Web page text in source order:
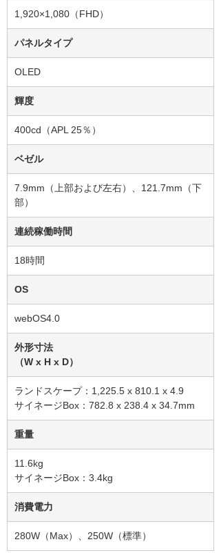
1,920×1,080（FHD）
パネルタイプ
OLED
輝度
400cd（APL 25％）
ベゼル
7.9mm（上部および左右）、121.7mm（下
部）
連続稼働時間
18時間
OS
webOS4.0
外形寸法
（W x H x D）
ランドスケープ：1,225.5 x 810.1 x 4.9
サイネージBox：782.8 x 238.4 x 34.7mm
重量
11.6kg
サイネージBox：3.4kg
消費電力
280W（Max）、250W（標準）